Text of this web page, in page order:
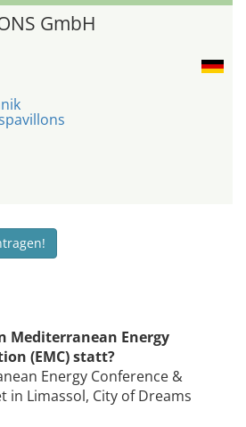
GmbH
Mediterranean Energy
(EMC) statt?
Energy Conference &
in Limassol, City of Dreams